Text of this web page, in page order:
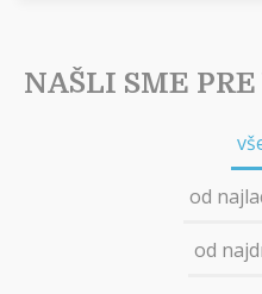
NAŠLI SME
od
od